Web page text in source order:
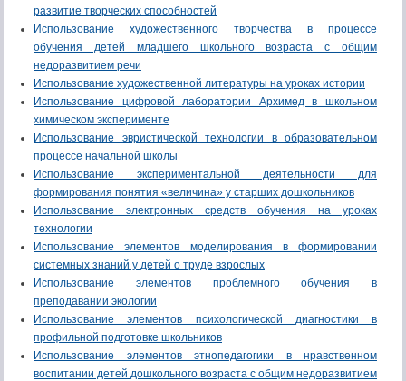
развитие творческих способностей
Использование художественного творчества в процессе
обучения детей младшего школьного возраста с общим
недоразвитием речи
Использование художественной литературы на уроках истории
Использование цифровой лаборатории Архимед в школьном
химическом эксперименте
Использование эвристической технологии в образовательном
процессе начальной школы
Использование экспериментальной деятельности для
формирования понятия «величина» у старших дошкольников
Использование электронных средств обучения на уроках
технологии
Использование элементов моделирования в формировании
системных знаний у детей о труде взрослых
Использование элементов проблемного обучения в
преподавании экологии
Использование элементов психологической диагностики в
профильной подготовке школьников
Использование элементов этнопедагогики в нравственном
воспитании детей дошкольного возраста с общим недоразвитием